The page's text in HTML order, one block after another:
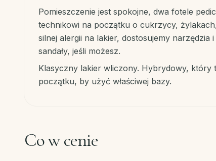
Pomieszczenie jest spokojne, dwa fotele
technikowi na początku o cukrzycy,
silnej alergii na lakier, dostosujemy narzędzia
sandały, jeśli możesz.
Klasyczny lakier wliczony. Hybrydowy, który
początku, by użyć właściwej bazy.
Co w cenie